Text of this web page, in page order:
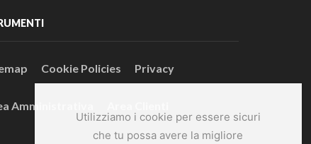
Utilizziamo i cookie per essere sicuri
che tu possa avere la migliore
Cookie Policies Privacy
Amministrativa